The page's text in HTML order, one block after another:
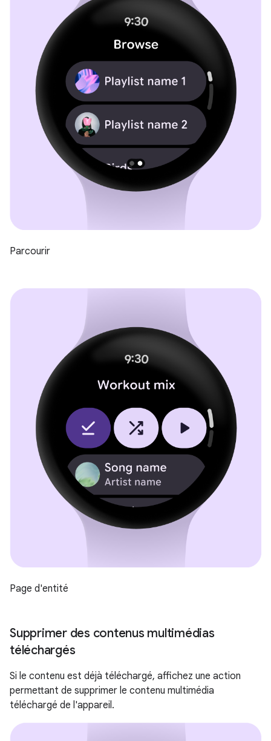
Parcourir
Page d'entité
Supprimer des contenus multimédias
téléchargés
Si le contenu est déjà téléchargé, affichez une action
permettant de supprimer le contenu multimédia
téléchargé de l'appareil.